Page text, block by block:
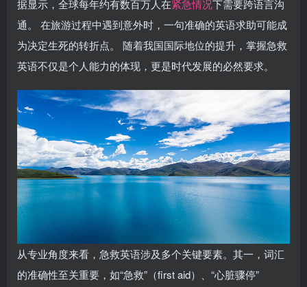
据显示，全球每年约有数百万人在紧急情况下需要跨语言沟
通。 在旅游过程中遇到意外时，一句准确的英语求助可能成
为决定生死的转折点。 随着我国国际地位的提升，掌握急救
英语不仅是个人能力的体现，更是时代发展的必然要求。
从专业角度来看，急救英语涉及多个关键要素。其一，词汇
的准确性至关重要，如“急救”（first aid）、“心脏骤停”